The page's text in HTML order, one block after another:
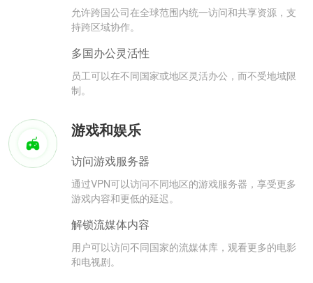
允许跨国公司在全球范围内统一访问和共享资源，支
持跨区域协作。
多国办公灵活性
员工可以在不同国家或地区灵活办公，而不受地域限
制。
游戏和娱乐
访问游戏服务器
通过VPN可以访问不同地区的游戏服务器，享受更多
游戏内容和更低的延迟。
解锁流媒体内容
用户可以访问不同国家的流媒体库，观看更多的电影
和电视剧。